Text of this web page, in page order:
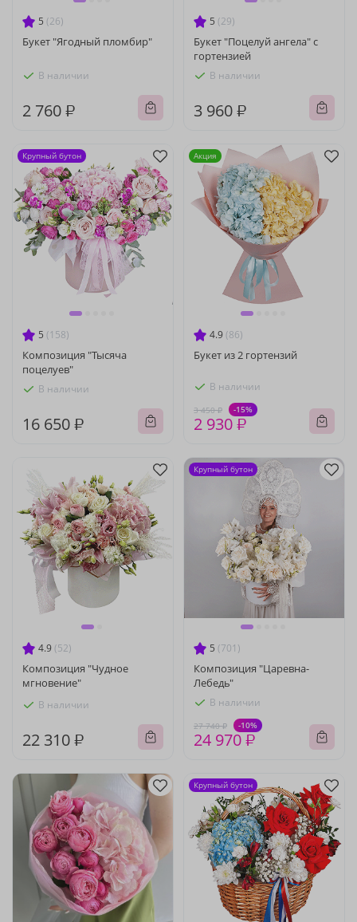
5 (26)
Букет "Ягодный пломбир"
В наличии
2 760 ₽
5 (29)
Букет "Поцелуй ангела" с
гортензией
В наличии
3 960 ₽
5 (158)
Композиция "Тысяча
поцелуев"
В наличии
16 650 ₽
Крупный бутон
4.9 (86)
Букет из 2 гортензий
В наличии
3 450 ₽ -15%
2 930 ₽
Акция
4.9 (52)
Композиция "Чудное
мгновение"
В наличии
22 310 ₽
5 (701)
Композиция "Царевна-
Лебедь"
В наличии
27 740 ₽ -10%
24 970 ₽
Крупный бутон
Крупный бутон